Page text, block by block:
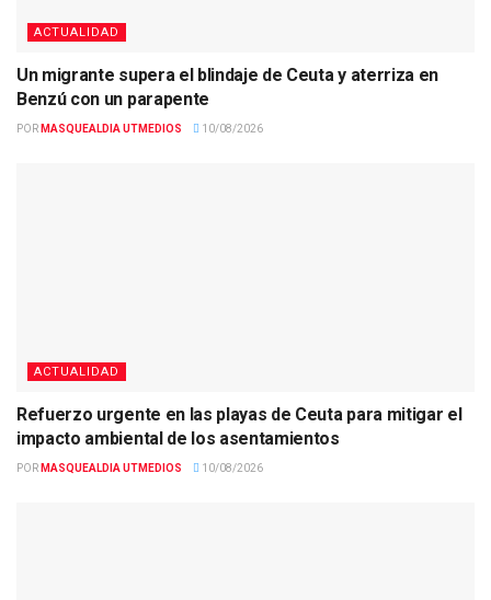
ACTUALIDAD
Un migrante supera el blindaje de Ceuta y aterriza en
Benzú con un parapente
POR MASQUEALDIA UTMEDIOS 10/08/2026
ACTUALIDAD
Refuerzo urgente en las playas de Ceuta para mitigar el
impacto ambiental de los asentamientos
POR MASQUEALDIA UTMEDIOS 10/08/2026